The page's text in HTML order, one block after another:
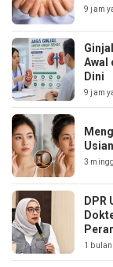
9 jam
Awal
Dini
9 jam
3
DPR
1